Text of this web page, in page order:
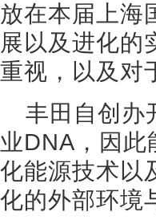
放在本届上海
展以及进化的
重视，以及对
丰田自创办
业DNA，因此
化能源技术以
化的外部环境